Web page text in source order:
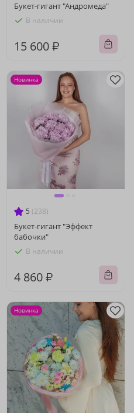
Букет-гигант "Андромеда"
В наличии
15 600 ₽
5 (238)
Букет-гигант "Эффект
бабочки"
В наличии
4 860 ₽
Новинка
Новинка